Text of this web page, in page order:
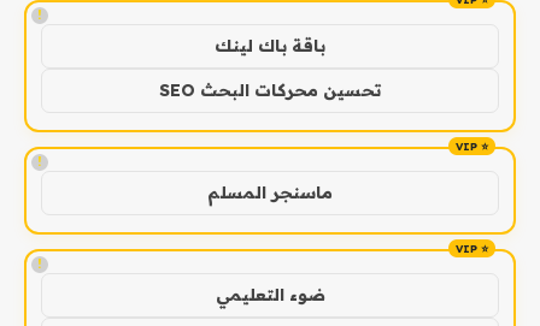
!
باقة باك لينك
تحسين محركات البحث SEO
!
ماسنجر المسلم
!
ضوء التعليمي